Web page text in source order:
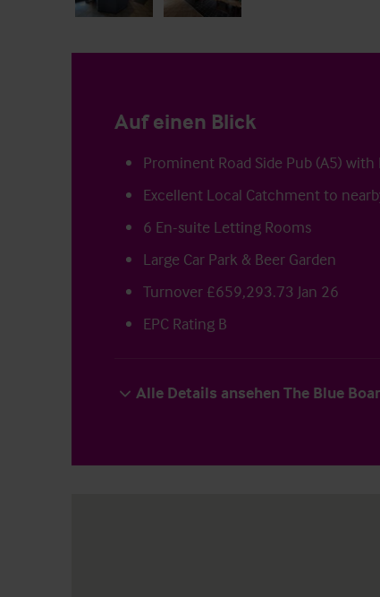
Auf einen Blick
Prominent Road Side Pub (A5) with
Excellent Local Catchment to
6 En-suite Letting Rooms
Large Car Park & Beer Garden
Turnover £659,293.73 Jan 26
EPC Rating B
Alle Details ansehen The Blue